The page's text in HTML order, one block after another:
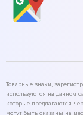
Товарные знаки,
используются на данном
которые предлагаются
могут быть оказаны на